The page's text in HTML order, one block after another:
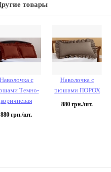
товары
с
Темно-
коричневая
880 грн./шт.
Наволочка с
рюшами ПОРОХ
880 грн./шт.